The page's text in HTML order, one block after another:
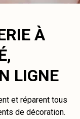
À
LIGNE
et réparent tous
de décoration.